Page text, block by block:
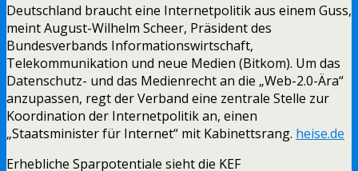
Deutschland braucht eine Internetpolitik aus einem Guss,
meint August-Wilhelm Scheer, Präsident des
Bundesverbands Informationswirtschaft,
Telekommunikation und neue Medien (Bitkom). Um das
Datenschutz- und das Medienrecht an die „Web-2.0-Ära“
anzupassen, regt der Verband eine zentrale Stelle zur
Koordination der Internetpolitik an, einen
„Staatsminister für Internet“ mit Kabinettsrang. heise.de
Erhebliche Sparpotentiale sieht die KEF